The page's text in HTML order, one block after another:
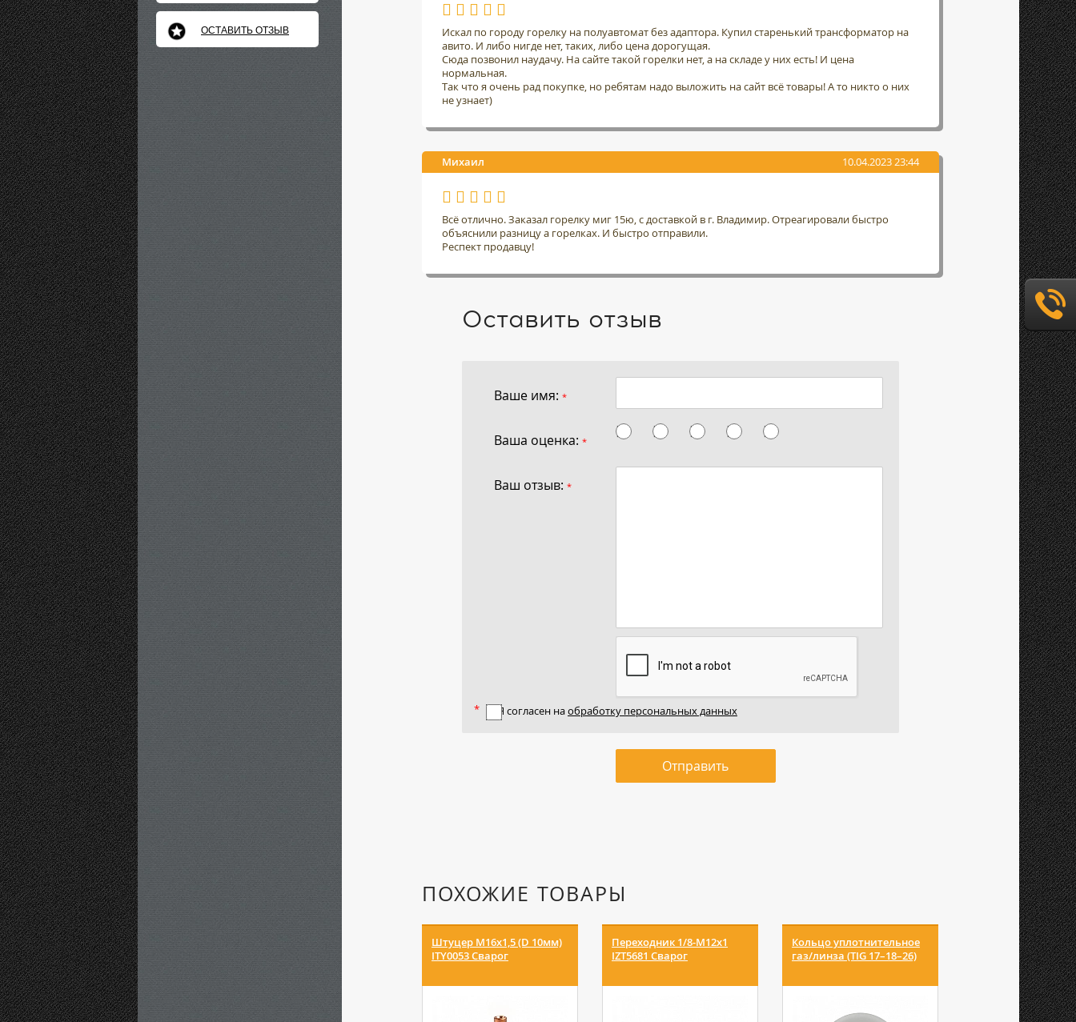
Искал по городу горелку на полуавтомат без адаптора. Купил старенький трансформатор на
авито. И либо нигде нет, таких, либо цена дорогущая.
Сюда позвонил наудачу. На сайте такой горелки нет, а на складе у них есть! И цена
нормальная.
Так что я очень рад покупке, но ребятам надо выложить на сайт всё товары! А то никто о них
не узнает)
Михаил 10.04.2023 23:44
Всё отлично. Заказал горелку миг 15ю, с доставкой в г. Владимир. Отреагировали быстро
объяснили разницу а горелках. И быстро отправили.
Респект продавцу!
Оставить отзыв
Ваше имя: *
Ваша оценка: *
Ваш отзыв: *
Я согласен наобработку персональных данных
Отправить
ПОХОЖИЕ ТОВАРЫ
Штуцер М16х1,5 (D 10мм)
ITY0053 Сварог
Переходник 1/8-М12х1
IZT5681 Сварог
Кольцо уплотнительное
газ/линза (TIG 17–18–26)
ОСТАВИТЬ ОТЗЫВ